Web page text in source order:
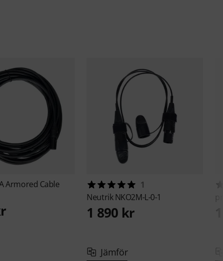
Armored Cable
1
NeutrikNKO2M-L-0-1
1 890 kr
Jämför